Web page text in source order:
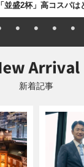
「並盛2杯」高コスパは
新着記事